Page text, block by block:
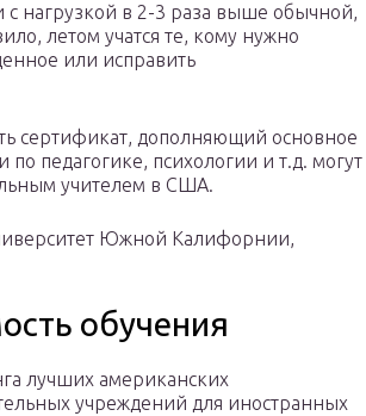
нагрузкой в 2-3 раза выше обычной,
летом учатся те, кому нужно
или исправить
сертификат, дополняющий основное
педагогике, психологии и т.д. могут
учителем в США.
Южной Калифорнии,
обучения
лучших американских
учреждений для иностранных